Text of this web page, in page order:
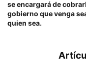
se encargará de
gobierno que venga
quien sea.